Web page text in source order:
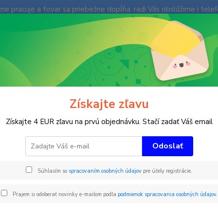
pracuje a tovar sa priebežne dopĺňa. radi Vás obslúžime i
Fotogaléria Ochrana súkromia Blog
Hľadať
(Po-
Tréningové časomiery Príslušentvo k čipovej časomiere
batéria RRS 15Ah - 12 Volt
- 6
Získajte zľavu
Získajte 4 EUR zľavu na prvú objednávku. Stačí zadať Váš email
Odoslať
Súhlasím so spracovaním osobných údajov pre účely registrácie.
Prajem si odoberať novinky e-mailom podľa podmienok spracovania osobných údajov.